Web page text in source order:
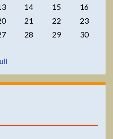
14 15
16
21 22
23
28 29
30